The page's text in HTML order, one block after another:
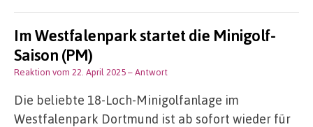
Im Westfalenpark startet die Minigolf-
Saison (PM)
Reaktion vom 22. April 2025– Antwort
Die beliebte 18-Loch-Minigolfanlage im
Westfalenpark Dortmund ist ab sofort wieder für